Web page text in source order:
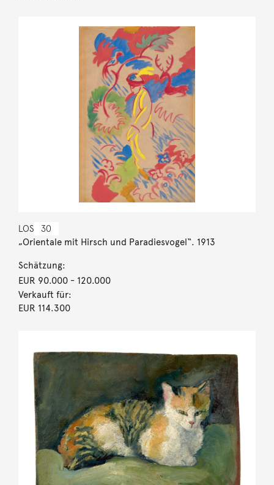
LOS 30
„Orientale mit Hirsch und Paradiesvogel“. 1913
Schätzung:
EUR 90.000- 120.000
Verkauft für:
EUR 114.300